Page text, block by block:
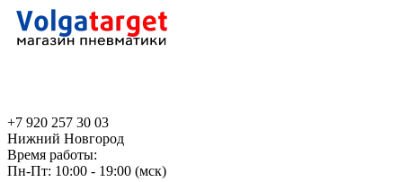
+7 920 257 30 03
Нижний Новгород
Время работы:
Пн-Пт: 10:00 - 19:00 (мск)